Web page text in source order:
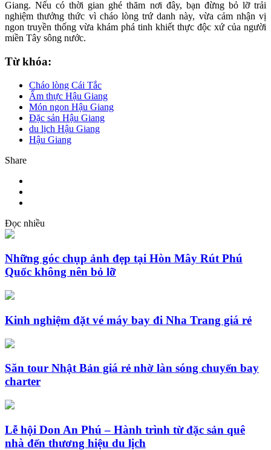
Giang. Nếu có thời gian ghé thăm nơi đây, bạn đừng bỏ lỡ trải
nghiệm thưởng thức vì cháo lòng trứ danh này, vừa cảm nhận vị
ngon truyền thống vừa khám phá tinh khiết thực độc xứ của người
miền Tây sông nước.
Từ khóa:
Cháo lòng Cái Tắc
Ẩm thực Hậu Giang
Món ngon Hậu Giang
Đặc sản Hậu Giang
du lịch Hậu Giang
Hậu Giang
Share
Đọc nhiều
Những góc chụp ảnh đẹp tại Hòn Mây Rút Phú
Quốc không nên bỏ lỡ
Kinh nghiệm đặt vé máy bay đi Nha Trang giá rẻ
Săn tour Nhật Bản giá rẻ nhờ làn sóng chuyến bay
charter
Lễ hội Don An Phú – Hành trình từ đặc sản quê
nhà đến thương hiệu du lịch